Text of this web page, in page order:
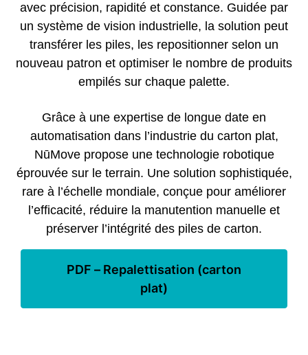
avec précision, rapidité et constance. Guidée par
un système de vision industrielle, la solution peut
transférer les piles, les repositionner selon un
nouveau patron et optimiser le nombre de produits
empilés sur chaque palette.
Grâce à une expertise de longue date en
automatisation dans l’industrie du carton plat,
NūMove propose une technologie robotique
éprouvée sur le terrain. Une solution sophistiquée,
rare à l’échelle mondiale, conçue pour améliorer
l’efficacité, réduire la manutention manuelle et
préserver l’intégrité des piles de carton.
PDF – Repalettisation (carton
plat)